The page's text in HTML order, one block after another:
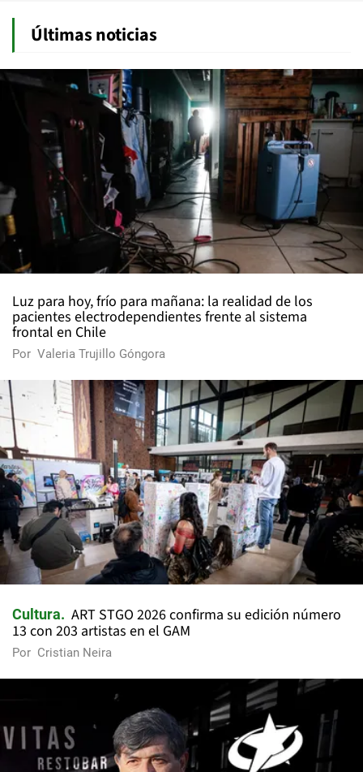
Últimas noticias
Luz para hoy, frío para mañana: la realidad de los
pacientes electrodependientes frente al sistema
frontal en Chile
Por Valeria Trujillo Góngora
Cultura
ART STGO 2026 confirma su edición número
13 con 203 artistas en el GAM
Por Cristian Neira